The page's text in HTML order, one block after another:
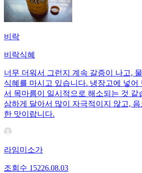
비락
비락식혜
너무 더워서 그런지 계속 갈증이 나고,
식혜를 마시고 있습니다. 냉장고에 넣어
서 목마름이 일시적으로 해소되는 것 같
삼하게 달아서 많이 자극적이지 않고,
한 맛이랍니다.
라임미소가
조회수 15226.08.03